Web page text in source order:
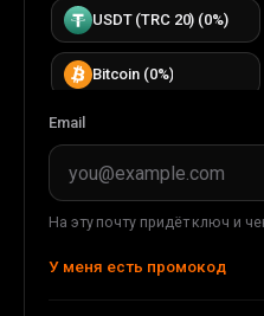
USDT (TRC 20) (0%)
Bitcoin (0%)
DOGECOIN(0%)
Email
На эту почту придёт ключ и
У меня есть промокод